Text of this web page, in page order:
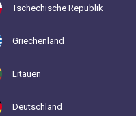
Tschechische Republik
Griechenland
Litauen
Deutschland